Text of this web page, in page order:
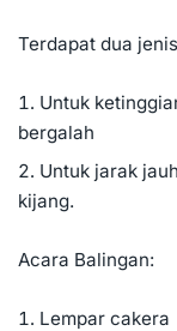
Terdapat dua
Untuk
bergalah
Untuk jarak
kijang.
Acara Balingan:
Lempar cakera